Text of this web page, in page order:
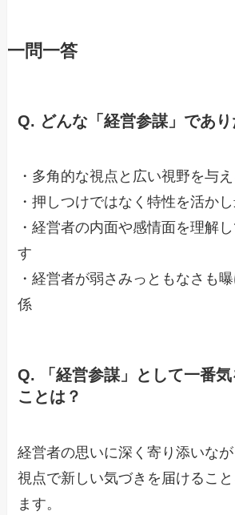
一問一答
Q. どんな「経営参謀」であり
・多角的な視点と広い視野を与
・押しつけではなく特性を活か
・経営者の内面や感情面を理解
す
・経営者が弱さみっともなさも
係
Q. 「経営参謀」として一番
ことは？
経営者の思いに深く寄り添いな
視点で新しい気づきを届けるこ
ます。